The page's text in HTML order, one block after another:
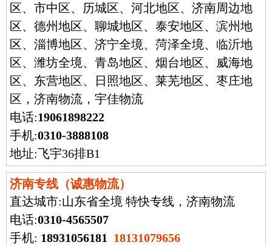
区、市中区、历城区、河北地区、济南周边地
区、德州地区、聊城地区、泰安地区、滨州地
区、淄博地区、济宁全境、菏泽全境、临沂地
区、潍坊全境、青岛地区、烟台地区、威海地
区、东营地区、日照地区、莱芜地区、枣庄地
区，济南物流，宇佳物流
电话:19061898222
手机:0310-3888108
地址:飞宇36排B1
济南专线（诚惠物流）
直达城市:山东省全境 特快专线，济南物流
电话:0310-4565507
手机: 18931056181
18131079656